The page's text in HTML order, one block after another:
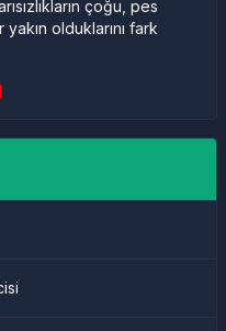
çoğu, pes
olduklarını fark